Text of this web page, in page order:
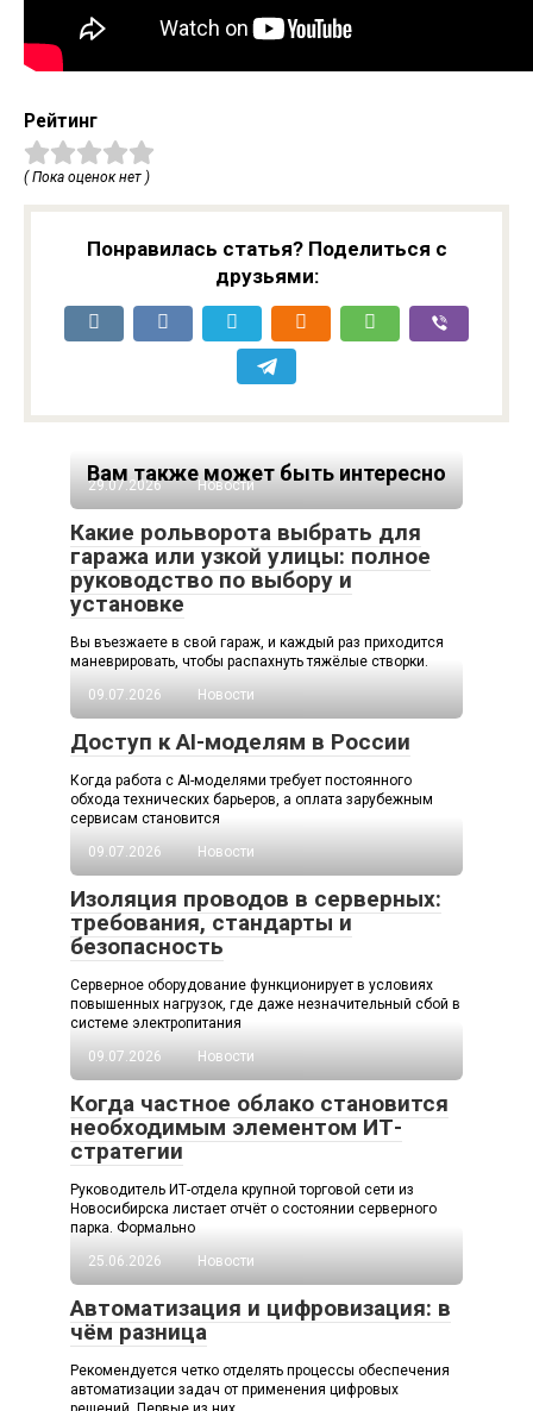
Рейтинг
( Пока оценок нет )
Понравилась статья? Поделиться с
друзьями:
Вам также может быть интересно
29.07.2026 Новости
Какие рольворота выбрать для
гаража или узкой улицы: полное
руководство по выбору и
установке
Вы въезжаете в свой гараж, и каждый раз приходится
маневрировать, чтобы распахнуть тяжёлые створки.
09.07.2026
Новости
Доступ к AI-моделям в России
Когда работа с AI-моделями требует постоянного
обхода технических барьеров, а оплата зарубежным
сервисам становится
09.07.2026
Новости
Изоляция проводов в серверных:
требования, стандарты и
безопасность
Серверное оборудование функционирует в условиях
повышенных нагрузок, где даже незначительный сбой в
системе электропитания
09.07.2026
Новости
Когда частное облако становится
необходимым элементом ИТ-
стратегии
Руководитель ИТ-отдела крупной торговой сети из
Новосибирска листает отчёт о состоянии серверного
парка. Формально
25.06.2026
Новости
Автоматизация и цифровизация: в
чём разница
Рекомендуется четко отделять процессы обеспечения
автоматизации задач от применения цифровых